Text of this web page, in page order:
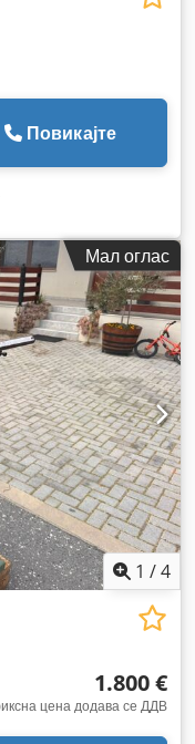
Повикајте
Мал оглас
1 /4
1.800 €
цена додава се ДДВ